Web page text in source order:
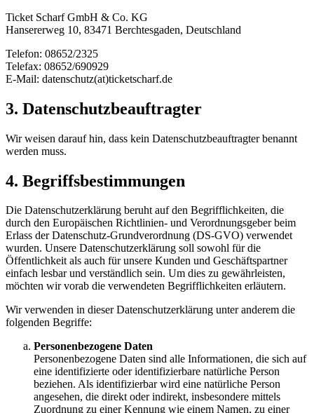
Ticket Scharf GmbH & Co. KG
Hansererweg 10, 83471 Berchtesgaden, Deutschland
Telefon: 08652/2325
Telefax: 08652/690929
E-Mail: datenschutz(at)ticketscharf.de
3. Datenschutzbeauftragter
Wir weisen darauf hin, dass kein Datenschutzbeauftragter benannt
werden muss.
4. Begriffsbestimmungen
Die Datenschutzerklärung beruht auf den Begrifflichkeiten, die
durch den Europäischen Richtlinien- und Verordnungsgeber beim
Erlass der Datenschutz-Grundverordnung (DS-GVO) verwendet
wurden. Unsere Datenschutzerklärung soll sowohl für die
Öffentlichkeit als auch für unsere Kunden und Geschäftspartner
einfach lesbar und verständlich sein. Um dies zu gewährleisten,
möchten wir vorab die verwendeten Begrifflichkeiten erläutern.
Wir verwenden in dieser Datenschutzerklärung unter anderem die
folgenden Begriffe:
Personenbezogene Daten
Personenbezogene Daten sind alle Informationen, die sich auf
eine identifizierte oder identifizierbare natürliche Person
beziehen. Als identifizierbar wird eine natürliche Person
angesehen, die direkt oder indirekt, insbesondere mittels
Zuordnung zu einer Kennung wie einem Namen, zu einer